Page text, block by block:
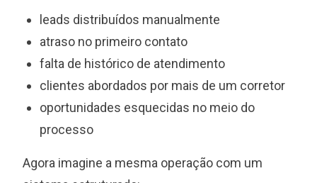
leads distribuídos manualmente
atraso no primeiro contato
falta de histórico de atendimento
clientes abordados por mais de um corretor
oportunidades esquecidas no meio do
processo
Agora imagine a mesma operação com um